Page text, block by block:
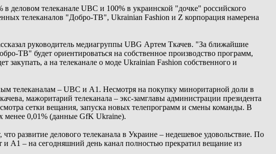
деловом телеканале UBC и 100% в украинской "дочке" российского
телеканалов "Добро-ТВ", Ukrainian Fashion и Z корпорация намерена
руководитель медиагруппы UBG Артем Ткачев. "За ближайшие
ТВ" будет ориентироваться на собственное производство программ,
закупать, а на телеканале о моде Ukrainian Fashion собственного и
телеканалам – UBC и А1. Несмотря на покупку миноритарной доли в
мажоритарий телеканала – экс-замглавы администрации президента
сетки вещания, запуска новых телепрограмм и смены команды. В
менее 0,01% (данные GfK Ukraine).
развитие делового телеканала в Украине – недешевое удовольствие. По
A1 – на сегодняшний день канал полностью прекратил вещание из